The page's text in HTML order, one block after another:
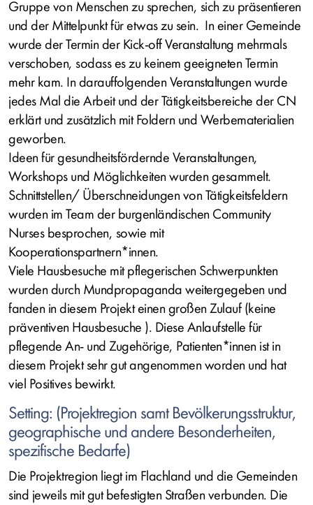
Gruppe von Menschen zu sprechen, sich zu präsentieren
und der Mittelpunkt für etwas zu sein. In einer Gemeinde
wurde der Termin der Kick-off Veranstaltung mehrmals
verschoben, sodass es zu keinem geeigneten Termin
mehr kam. In darauffolgenden Veranstaltungen wurde
jedes Mal die Arbeit und der Tätigkeitsbereiche der CN
erklärt und zusätzlich mit Foldern und Werbematerialien
geworben.
Ideen für gesundheitsfördernde Veranstaltungen,
Workshops und Möglichkeiten wurden gesammelt.
Schnittstellen/ Überschneidungen von Tätigkeitsfeldern
wurden im Team der burgenländischen Community
Nurses besprochen, sowie mit
Kooperationspartnern*innen.
Viele Hausbesuche mit pflegerischen Schwerpunkten
wurden durch Mundpropaganda weitergegeben und
fanden in diesem Projekt einen großen Zulauf (keine
präventiven Hausbesuche ). Diese Anlaufstelle für
pflegende An- und Zugehörige, Patienten*innen ist in
diesem Projekt sehr gut angenommen worden und hat
viel Positives bewirkt.
Setting: (Projektregion samt Bevölkerungsstruktur,
geographische und andere Besonderheiten,
spezifische Bedarfe)
Die Projektregion liegt im Flachland und die Gemeinden
sind jeweils mit gut befestigten Straßen verbunden. Die